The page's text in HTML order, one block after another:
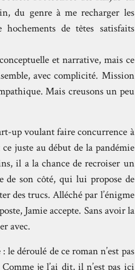
du genre à me recharger les
de têtes satisfaits
et narrative, mais ce
avec complicité. Mission
Mais creusons un peu
up voulant faire concurrence à
juste au début de la pandémie
il a la chance de recroiser un
de son côté, qui lui propose de
des trucs. Alléché par l’énigme
Jamie accepte. Sans avoir la
avec.
déroulé de ce roman n’est pas
je l’ai dit, il n’est pas ici